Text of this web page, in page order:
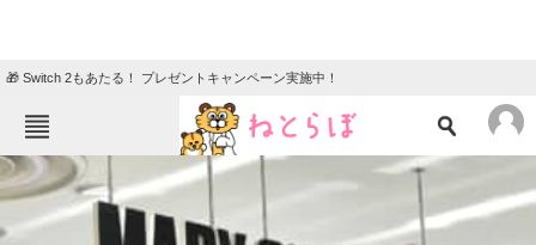
🎁 Switch 2もあたる！ プレゼントキャンペーン実施中！
ねとらぼメニュー
TOP